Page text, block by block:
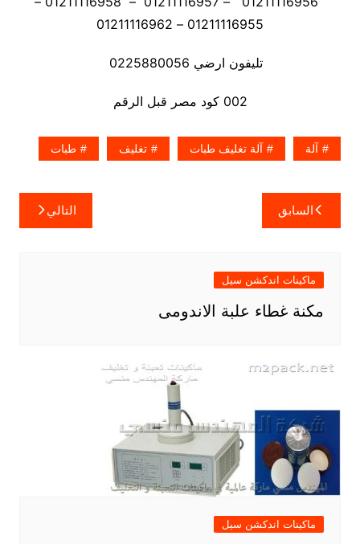
01211116955 – 01211116962
تليفون ارضي 0225880056
002 كود مصر قبل الرقم
آلة آلة تغليف طبات تغليف طبات
تصفّح
المقالات
السابق التالي
ماكينات اندكشن سيل
مكنة غطاء علبة الاندومى
ماكينات اندكشن سيل